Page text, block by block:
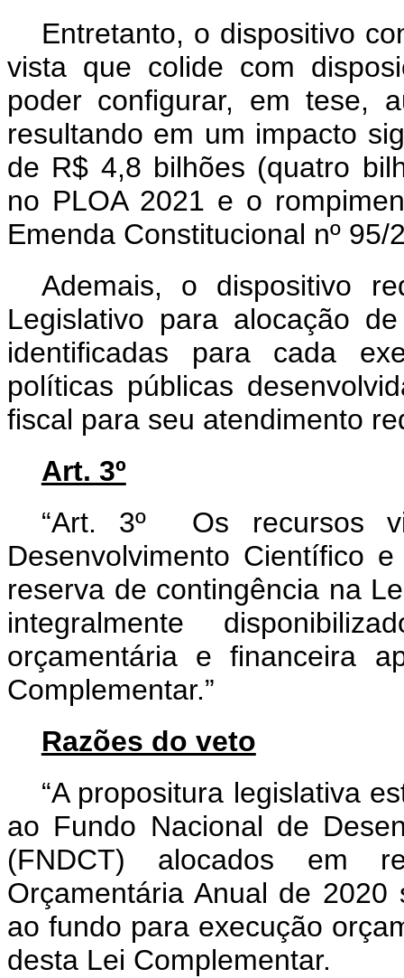
Entretanto, o dispositivo
vista que colide com
poder configurar, em tese,
resultando em um impacto
de R$ 4,8 bilhões (quatro
no PLOA 2021 e o
Emenda Constitucional nº 95/
Ademais, o dispositivo
Legislativo para alocação
identificadas para cada
políticas públicas
fiscal para seu atendimento
Art. 3º
“Art. 3º Os recursos
Desenvolvimento Científico
reserva de contingência na
integralmente
orçamentária e financeira
Complementar.”
Razões do veto
“A propositura legislativa
ao Fundo Nacional de
(FNDCT) alocados em
Orçamentária Anual de 2020
ao fundo para execução
desta Lei Complementar.